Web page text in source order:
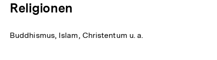
Religionen
Buddhismus, Islam, Christentum u. a.